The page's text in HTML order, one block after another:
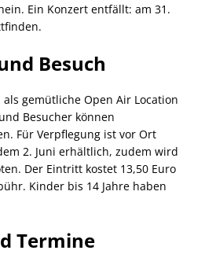
Ein Konzert entfällt: am 31.
Besuch
gemütliche Open Air Location
Besucher können
Für Verpflegung ist vor Ort
2. Juni erhältlich, zudem wird
Der Eintritt kostet 13,50 Euro
Kinder bis 14 Jahre haben
Termine